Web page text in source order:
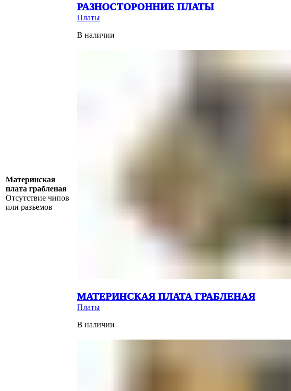
РАЗНОСТОРОННИЕ ПЛАТЫ
Платы
В наличии
Материнская
плата грабленая
Отсутствие чипов
или разъемов
МАТЕРИНСКАЯ ПЛАТА ГРАБЛЕНАЯ
Платы
В наличии